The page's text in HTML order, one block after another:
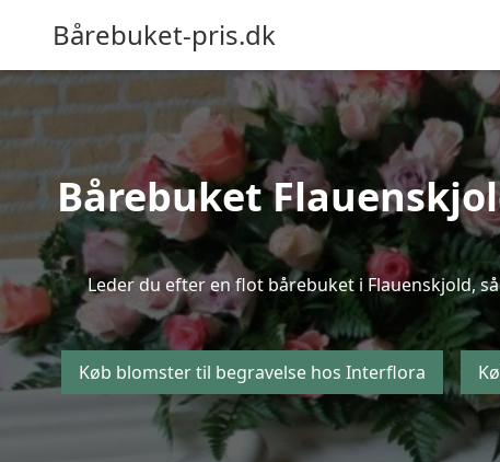
Bårebuket-pris.dk
Bårebuket
Leder du efter en flot bårebuket i Flauenskjold,
Køb blomster til begravelse hos Interflora